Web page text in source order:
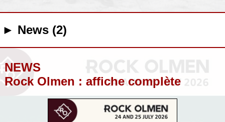
► News (2)
NEWS
Rock Olmen : affiche complète